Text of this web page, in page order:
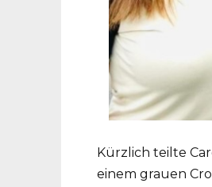
Kürzlich teilte
einem grauen